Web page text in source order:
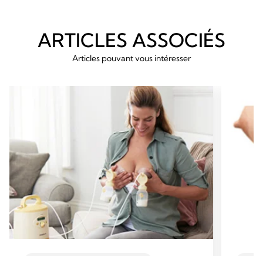
ARTICLES ASSOCIÉS
Articles pouvant vous intéresser